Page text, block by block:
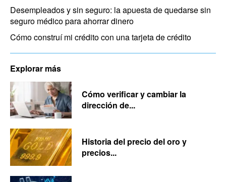
Desempleados y sin seguro: la apuesta de quedarse sin
seguro médico para ahorrar dinero
Cómo construí mi crédito con una tarjeta de crédito
Explorar más
Cómo verificar y cambiar la
dirección de...
Historia del precio del oro y
precios...